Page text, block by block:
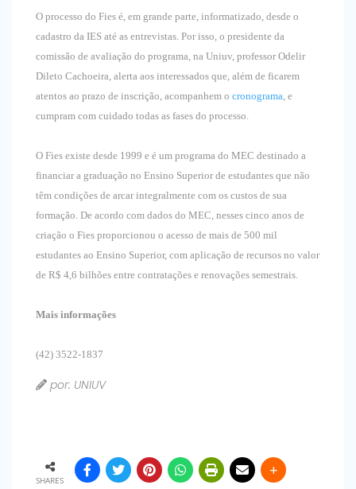
O processo do Fies é, em grande parte, informatizado, desde o
cadastro da IES até as entrevistas. Por isso, o presidente da
comissão de avaliação do programa, na Uniuv, professor Odelir
Dileto Cachoeira, alerta aos interessados que, além de ficarem
atentos ao prazo de inscrição, acompanhem o cronograma, e
cumpram com cuidado todas as fases do processo.
O Fies existe desde 1999 e é um programa do MEC destinado a
financiar a graduação no Ensino Superior de estudantes que não
têm condições de arcar integralmente com os custos de sua
formação. De acordo com dados do MEC, nesses cinco anos de
criação o Fies proporcionou o acesso de mais de 500 mil
estudantes ao Ensino Superior, com aplicação de recursos no valor
de R$ 4,6 bilhões entre contratações e renovações semestrais.
Mais informações
(42) 3522-1837
por: UNIUV
SHARES